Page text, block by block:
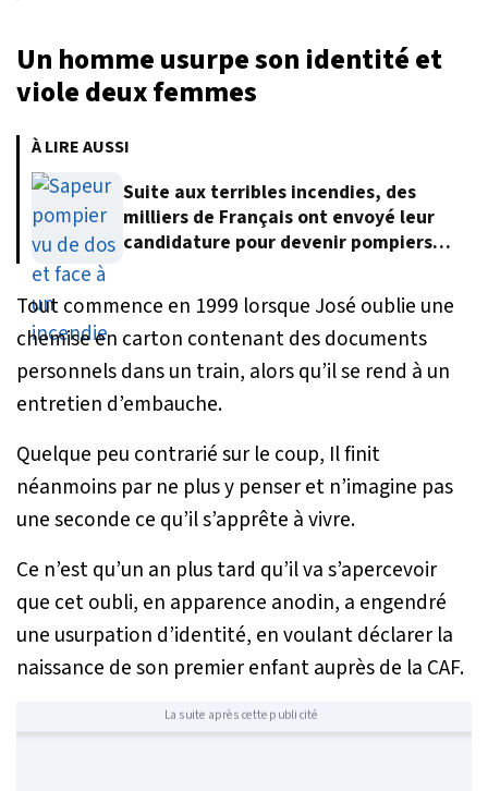
Un homme usurpe son identité et
viole deux femmes
À LIRE AUSSI
Suite aux terribles incendies, des
milliers de Français ont envoyé leur
candidature pour devenir pompiers
Tout commence en 1999 lorsque José oublie une
chemise en carton contenant des documents
personnels dans un train, alors qu’il se rend à un
entretien d’embauche.
Quelque peu contrarié sur le coup, Il finit
néanmoins par ne plus y penser et n’imagine pas
une seconde ce qu’il s’apprête à vivre.
Ce n’est qu’un an plus tard qu’il va s’apercevoir
que cet oubli, en apparence anodin, a engendré
une usurpation d’identité, en voulant déclarer la
naissance de son premier enfant auprès de la CAF.
La suite après cette publicité